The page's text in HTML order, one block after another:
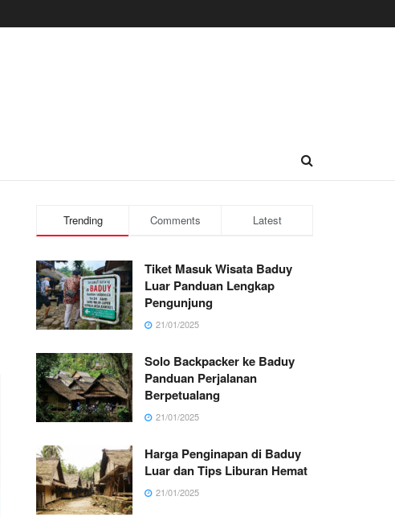
Trending Comments Latest
Tiket Masuk Wisata Baduy
Luar Panduan Lengkap
Pengunjung
21/01/2025
Solo Backpacker ke Baduy
Panduan Perjalanan
Berpetualang
21/01/2025
Harga Penginapan di Baduy
Luar dan Tips Liburan Hemat
21/01/2025